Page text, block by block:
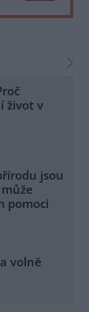
život v
jsou
pomoci
volně